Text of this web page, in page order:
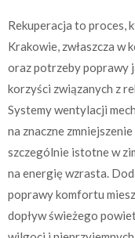
Rekuperacja to proces,
Krakowie, zwłaszcza w
oraz potrzeby poprawy
korzyści związanych z
Systemy wentylacji
na znaczne
szczególnie istotne w
na energię wzrasta.
poprawy komfortu
dopływ świeżego